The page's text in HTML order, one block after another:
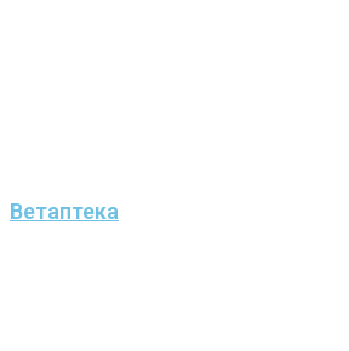
Ветаптека